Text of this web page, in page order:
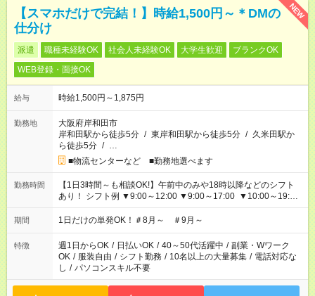
NEW
【スマホだけで完結！】時給1,500円～＊DMの
仕分け
派遣 職種未経験OK 社会人未経験OK 大学生歓迎
ブランクOK
WEB登録・面接OK
給与 時給1,500円～1,875円
勤務地
大阪府岸和田市
岸和田駅から徒歩5分 / 東岸和田駅から徒歩5分 / 久米田駅か
ら徒歩5分 / …
■物流センターなど ■勤務地選べます
勤務時間
【1日3時間～も相談OK!】午前中のみや18時以降などのシフト
あり！ シフト例 ▼9:00～12:00 ▼9:00～17:00 ▼10:00～19:00
▼18:00～21:00
期間 1日だけの単発OK！＃8月～ ＃9月～
特徴 週1日からOK / 日払いOK / 40～50代活躍中 / 副業・Wワーク
OK / 服装自由 / シフト勤務 / 10名以上の大量募集 / 電話対応な
し / パソコンスキル不要